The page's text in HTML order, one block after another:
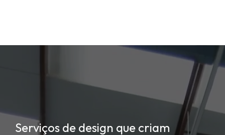
Serviços de design que criam